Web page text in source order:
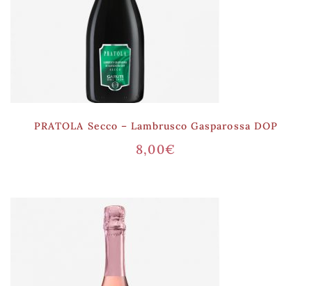
PRATOLA Secco – Lambrusco Gasparossa DOP
8,00€